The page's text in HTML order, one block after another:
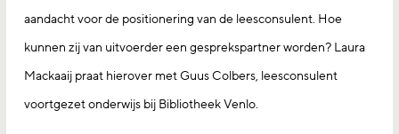
aandacht voor de positionering van de leesconsulent. Hoe
kunnen zij van uitvoerder een gesprekspartner worden? Laura
Mackaaij praat hierover met Guus Colbers, leesconsulent
voortgezet onderwijs bij Bibliotheek Venlo.